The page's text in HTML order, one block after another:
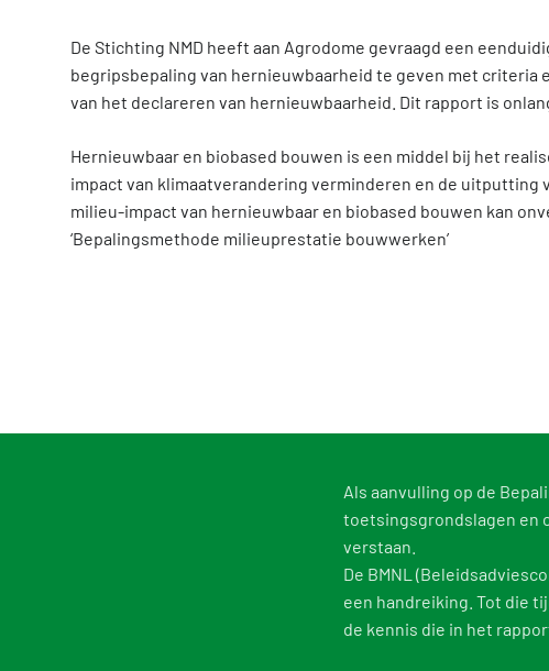
De Stichting NMD heeft aan Agrodome gevraagd een
begripsbepaling van hernieuwbaarheid te geven met criteria
van het declareren van hernieuwbaarheid. Dit rapport is
Hernieuwbaar en biobased bouwen is een middel bij het
impact van klimaatverandering verminderen en de uitputting
milieu-impact van hernieuwbaar en biobased bouwen kan
‘Bepalingsmethode milieuprestatie bouwwerken’
Als aanvulling op de
toetsingsgrondslagen en
verstaan.
De BMNL
een handreiking. Tot die
de kennis die in het